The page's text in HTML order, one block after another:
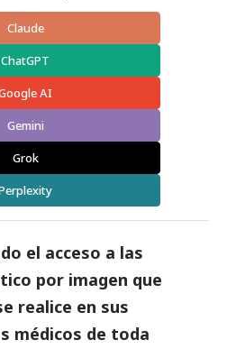
Claude
ChatGPT
AI
Gemini
Grok
el acceso a las
por imagen que
realice en sus
médicos de toda